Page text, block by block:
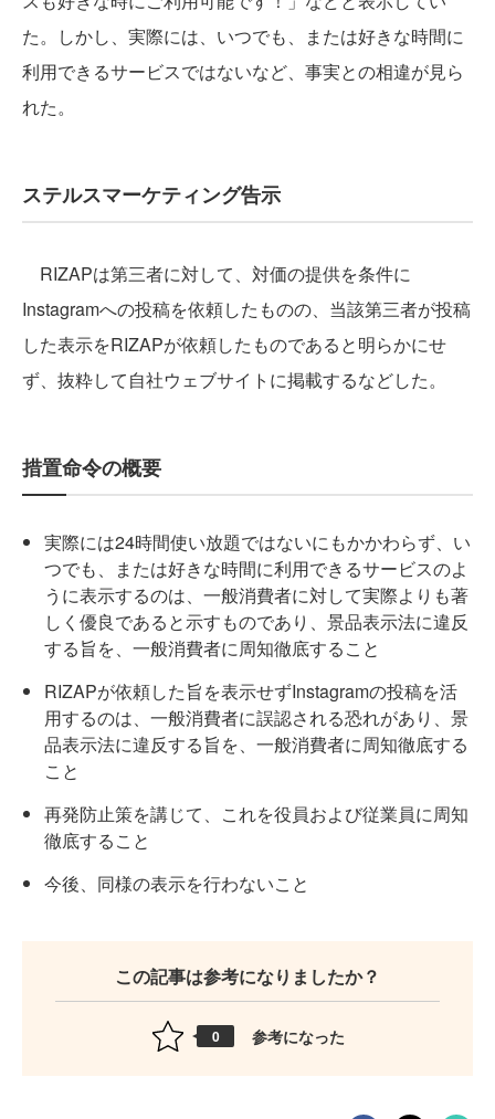
た。しかし、実際には、いつでも、または好きな時間に
利用できるサービスではないなど、事実との相違が見ら
れた。
ステルスマーケティング告示
RIZAPは第三者に対して、対価の提供を条件に
Instagramへの投稿を依頼したものの、当該第三者が投稿
した表示をRIZAPが依頼したものであると明らかにせ
ず、抜粋して自社ウェブサイトに掲載するなどした。
措置命令の概要
実際には24時間使い放題ではないにもかかわらず、い
つでも、または好きな時間に利用できるサービスのよ
うに表示するのは、一般消費者に対して実際よりも著
しく優良であると示すものであり、景品表示法に違反
する旨を、一般消費者に周知徹底すること
RIZAPが依頼した旨を表示せずInstagramの投稿を活
用するのは、一般消費者に誤認される恐れがあり、景
品表示法に違反する旨を、一般消費者に周知徹底する
こと
再発防止策を講じて、これを役員および従業員に周知
徹底すること
今後、同様の表示を行わないこと
この記事は参考になりましたか？
0 参考になった